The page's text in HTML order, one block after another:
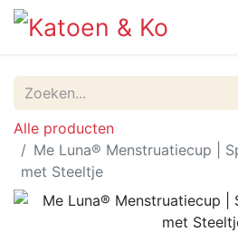
Alle producten
Me Luna® Menstruatiecup |
met Steeltje